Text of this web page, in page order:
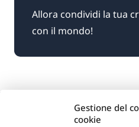
Gestione del
cookie
Allora condividi la tua
con il mondo!